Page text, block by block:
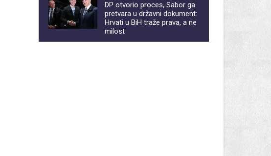
DP otvorio proces, Sabor ga
pretvara u državni dokument:
Hrvati u BiH traže prava, a ne
milost